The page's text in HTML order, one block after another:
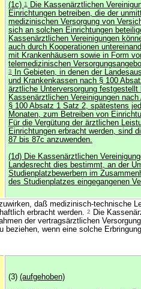
(1c) 1
Die Kassenärztlichen
Einrichtungen betreiben, die der
medizinischen Versorgung von
sich an solchen Einrichtungen
Kassenärztlichen Vereinigungen
auch durch Kooperationen
mit Krankenhäusern sowie in Form
telemedizinischen
3
In Gebieten, in denen der
und Krankenkassen nach § 100
ärztliche Unterversorgung festgestellt
Kassenärztlichen Vereinigungen
§ 100 Absatz 1 Satz 2, spätestens
Monaten, zum Betreiben von
Für die Vergütung der ärztlichen
Einrichtungen erbracht werden, sind
87 bis 87c anzuwenden.
(1d) Die Kassenärztlichen
Landesrecht dies bestimmt, an der
Studienplatzbewerbern im
des Studienplatzes eingegangenen
daß medizinisch-technische
erbracht werden. 2
Die
der vertragsärztlichen
wenn eine solche
(3) (aufgehoben)